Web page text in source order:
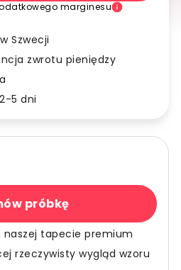
marginesu
Szwecji
zwrotu pieniędzy
5 dni
próbkę
naszej tapecie premium
rzeczywisty wygląd wzoru